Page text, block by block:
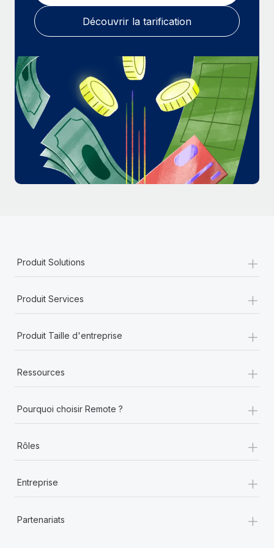
En savoir plus
Découvrir la tarification
Produit Solutions +
Produit Services +
Produit Taille d'entreprise +
Ressources +
Pourquoi choisir Remote ? +
Rôles +
Entreprise +
Partenariats +